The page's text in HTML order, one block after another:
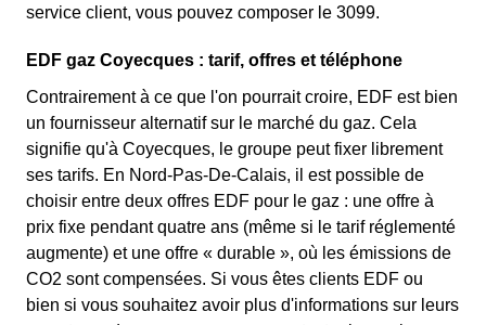
service client, vous pouvez composer le 3099.
EDF gaz Coyecques : tarif, offres et téléphone
Contrairement à ce que l'on pourrait croire, EDF est bien
un fournisseur alternatif sur le marché du gaz. Cela
signifie qu'à Coyecques, le groupe peut fixer librement
ses tarifs. En Nord-Pas-De-Calais, il est possible de
choisir entre deux offres EDF pour le gaz : une offre à
prix fixe pendant quatre ans (même si le tarif réglementé
augmente) et une offre « durable », où les émissions de
CO2 sont compensées. Si vous êtes clients EDF ou
bien si vous souhaitez avoir plus d'informations sur leurs